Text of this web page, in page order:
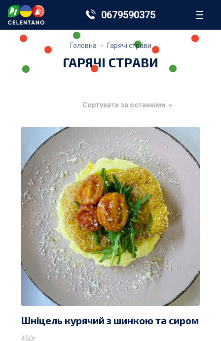
0679590375
Головна Гарячі страви
ГАРЯЧІ СТРАВИ
Сортувати за останніми
Шніцель курячий з шинкою та сиром
450г